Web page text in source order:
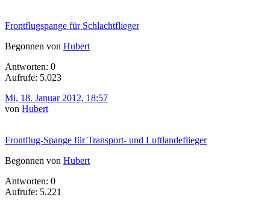
Frontflugspange für Schlachtflieger
Begonnen von Hubert
Antworten: 0
Aufrufe: 5.023
Mi, 18. Januar 2012, 18:57
von Hubert
Frontflug-Spange für Transport- und Luftlandeflieger
Begonnen von Hubert
Antworten: 0
Aufrufe: 5.221